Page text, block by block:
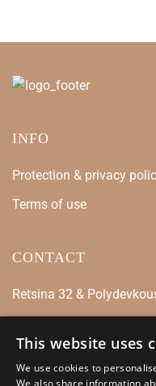
INFO
Protection & privacy
Terms of use
CONTACT
Retsina 32 &
This website uses
We use cookies to
We also share information